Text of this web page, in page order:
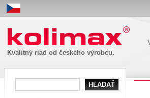
Kolimax
Kvalitný riad od českého výrobcu.